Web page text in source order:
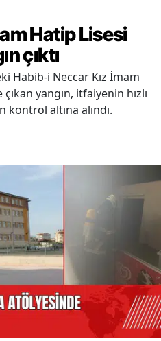
Hatip Lisesi
çıktı
Habib-i Neccar Kız İmam
yangın, itfaiyenin hızlı
altına alındı.